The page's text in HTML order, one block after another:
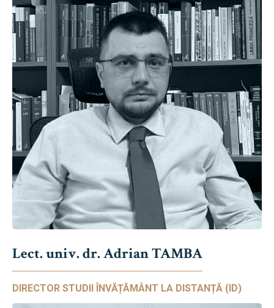
Lect. univ. dr. Adrian TAMBA
DIRECTOR STUDII ÎNVĂȚĂMÂNT LA DISTANȚĂ (ID)